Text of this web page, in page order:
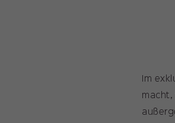
Im